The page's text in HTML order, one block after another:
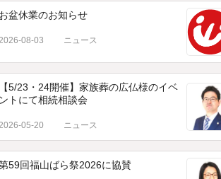
お盆休業のお知らせ
08-03 ニュース
【5/23・24開催】家族葬の広仏様のイベ
ントにて相続相談会
05-20 ニュース
59回福山ばら祭2026に協賛